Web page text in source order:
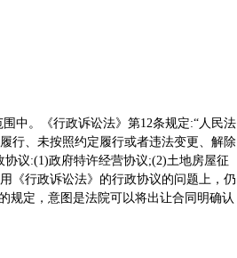
中。《行政诉讼法》第12条规定:“人民法
行、未按照约定履行或者违法变更、解除
议:(1)政府特许经营协议;(2)土地房屋征
《行政诉讼法》的行政协议的问题上，仍
规定，意图是法院可以将出让合同明确认